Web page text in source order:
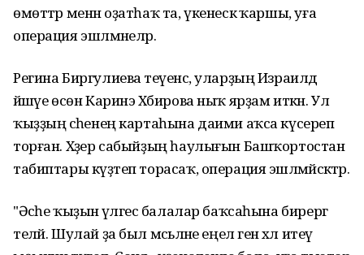
өмөттәр менән оҙатһаҡ та, үкенескә ҡаршы, уға
операция эшләмәнеләр.
Регина Биргулиева әтеүенсә, уларҙың Израилдә
йәшәүе өсөн Каринэ Хәбирова ныҡ ярҙам иткән. Ул
ҡыҙҙың әсәһенең картаһына даими аҡса күсереп
торған. Хәҙер сабыйҙың һаулығын Башҡортостан
табиптары күҙәтеп торасаҡ, операция эшләмәйәсәктәр.
"Әсәһе ҡыҙын әүәлгесә балалар баҡсаһына бирергә
теләй. Шулай ҙа был мәсьәләне еңел генә хәл итеү